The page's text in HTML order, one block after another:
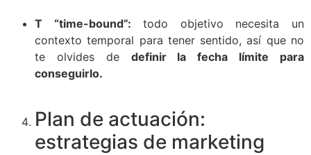
T “time-bound”: todo objetivo necesita un
contexto temporal para tener sentido, así que no
te olvides de definir la fecha límite para
conseguirlo.
Plan de actuación:
estrategias de marketing